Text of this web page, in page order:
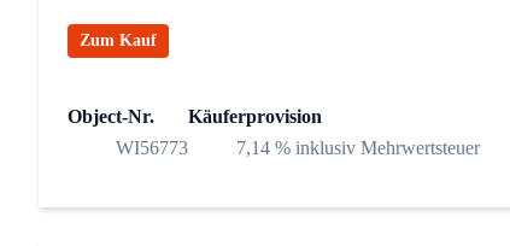
Zum Kauf
Object-Nr.
WI56773
Käuferprovision
7,14 % inklusiv Mehrwertsteuer